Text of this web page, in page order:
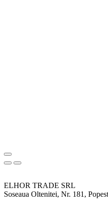
ELHOR TRADE SRL
Soseaua Oltenitei, Nr. 181,